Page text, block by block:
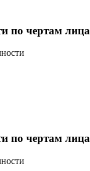
по чертам лица
по чертам лица